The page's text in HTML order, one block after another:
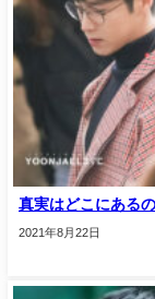
真実はどこにある
2021年8月22日